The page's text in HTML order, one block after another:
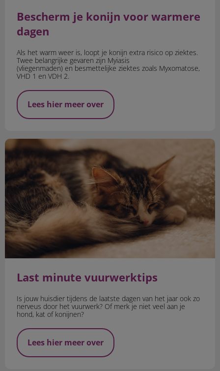
Bescherm je konijn voor warmere
dagen
Als het warm weer is, loopt je konijn extra risico op ziektes.
Twee belangrijke gevaren zijn Myiasis
(vliegenmaden) en besmettelijke ziektes zoals Myxomatose,
VHD 1 en VDH 2.
Lees hier meer over
Last minute vuurwerktips
Last minute vuurwerktips
Is jouw huisdier tijdens de laatste dagen van het jaar ook zo
nerveus door het vuurwerk? Of merk je niet veel aan je
hond, kat of konijnen?
Lees hier meer over